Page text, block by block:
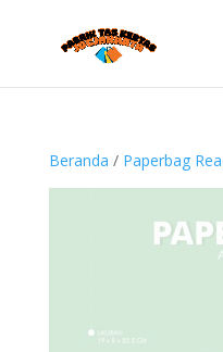
Beranda / Paperbag